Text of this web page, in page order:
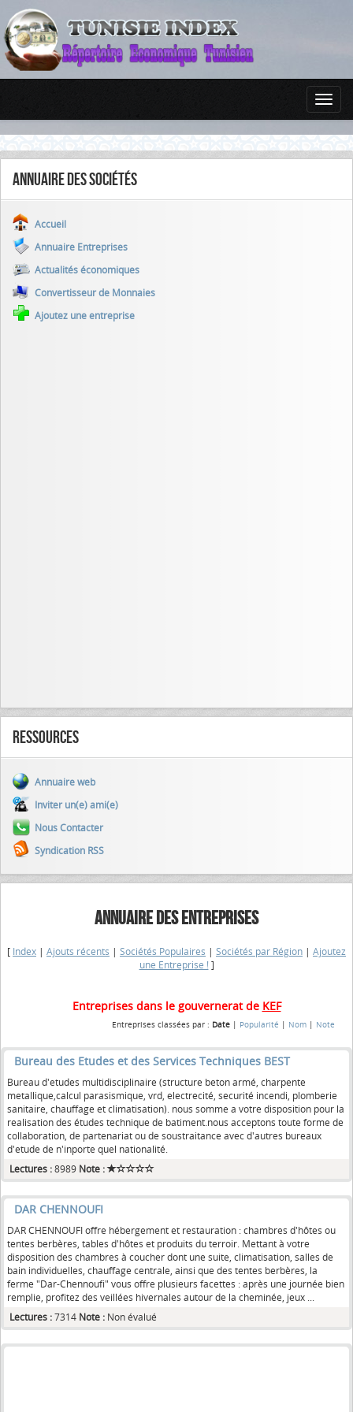
Annuaire des sociétés
Accueil
Annuaire Entreprises
Actualités économiques
Convertisseur de Monnaies
Ajoutez une entreprise
Ressources
Annuaire web
Inviter un(e) ami(e)
Nous Contacter
Syndication RSS
ANNUAIRE DES ENTREPRISES
[ Index | Ajouts récents | Sociétés Populaires | Sociétés par Région | Ajoutez
une Entreprise !]
Entreprises dans le gouvernerat de KEF
Entreprises classées par : Date | Popularité | Nom | Note
Bureau des Etudes et des Services Techniques BEST
Bureau d'etudes multidisciplinaire (structure beton armé, charpente
metallique,calcul parasismique, vrd, electrecité, securité incendi, plomberie
sanitaire, chauffage et climatisation). nous somme a votre disposition pour la
realisation des études technique de batiment.nous acceptons toute forme de
collaboration, de partenariat ou de soustraitance avec d'autres bureaux
d'etude de n'inporte quel nationalité.
Lectures :8989 Note :
DAR CHENNOUFI
DAR CHENNOUFI offre hébergement et restauration : chambres d'hôtes ou
tentes berbères, tables d'hôtes et produits du terroir. Mettant à votre
disposition des chambres à coucher dont une suite, climatisation, salles de
bain individuelles, chauffage centrale, ainsi que des tentes berbères, la
ferme "Dar-Chennoufi" vous offre plusieurs facettes : après une journée bien
remplie, profitez des veillées hivernales autour de la cheminée, jeux ...
Lectures :7314 Note : Non évalué